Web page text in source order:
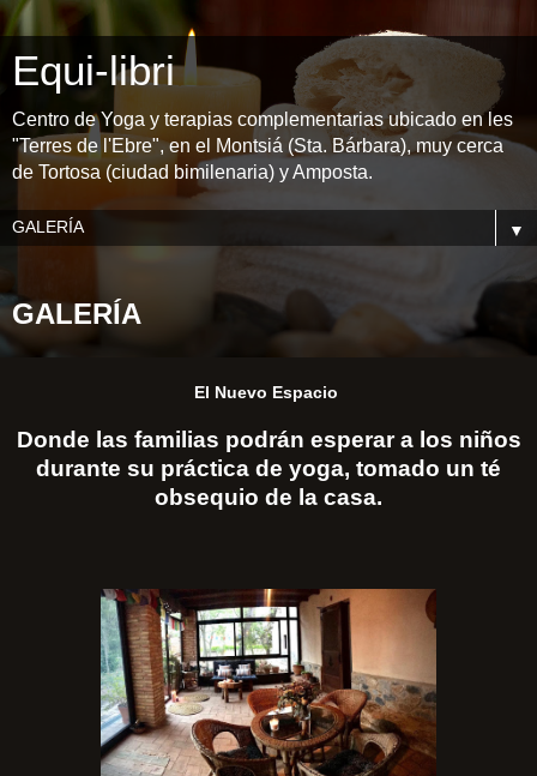
Equi-libri
Centro de Yoga y terapias complementarias ubicado en les
"Terres de l'Ebre", en el Montsiá (Sta. Bárbara), muy cerca
de Tortosa (ciudad bimilenaria) y Amposta.
▼
GALERÍA
El Nuevo Espacio
Donde las familias podrán esperar a los niños
durante su práctica de yoga, tomado un té
obsequio de la casa.